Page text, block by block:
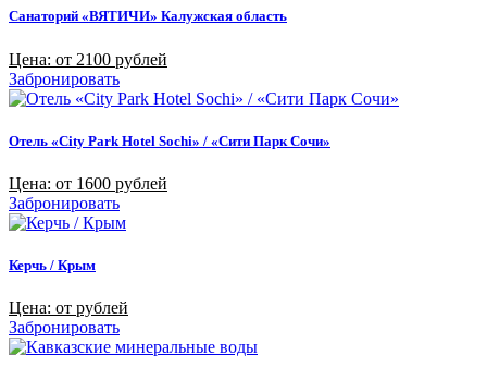
Санаторий «ВЯТИЧИ» Калужская область
Цена: от 2100 рублей
Забронировать
Отель «City Park Hotel Sochi» / «Сити Парк Сочи»
Цена: от 1600 рублей
Забронировать
Керчь / Крым
Цена: от рублей
Забронировать